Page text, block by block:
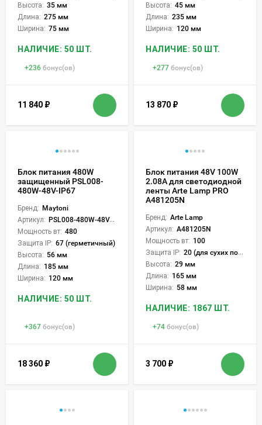
Высота: 35 мм
Длина: 275 мм
Ширина: 75 мм
НАЛИЧИЕ: 50 ШТ.
+236 бонус(ов)
11 840 ₽
Высота: 45 мм
Длина: 235 мм
Ширина: 120 мм
НАЛИЧИЕ: 50 ШТ.
+277 бонус(ов)
13 870 ₽
Блок питания 480W
защищенный PSL008-
480W-48V-IP67
Бренд: Maytoni
Артикул: PSL008-480W-48V-IP67
Мощность вт: 480
Защита IP: 67 (герметичный)
Высота: 56 мм
Длина: 185 мм
Ширина: 120 мм
НАЛИЧИЕ: 50 ШТ.
+367 бонус(ов)
18 360 ₽
Блок питания 48V 100W
2.08А для светодиодной
ленты Arte Lamp PRO
A481205N
Бренд: Arte Lamp
Артикул: A481205N
Мощность вт: 100
Защита IP: 20 (для сухих пом.)
Высота: 29 мм
Длина: 165 мм
Ширина: 58 мм
НАЛИЧИЕ: 1867 ШТ.
+74 бонус(ов)
3 700 ₽